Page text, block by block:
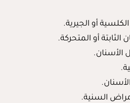
أو الجيرية.
الثابتة أو المتحركة.
الأسنان.
السنية.